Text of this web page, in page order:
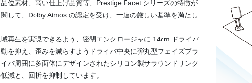
位素材、高い仕上げ品質等、Prestige Facet シリーズの特徴が
して、Dolby Atmos の認定を受け、一連の厳しい基準を満たし
再生を実現できるよう、密閉エンクロージャに 14cm ドライバ
を抑え、歪みを減らすようドライバ中央に弾丸型フェイズプラ
バ周囲に多面体にデザインされたシリコン製サラウンドリング
減と、回折を抑制しています。